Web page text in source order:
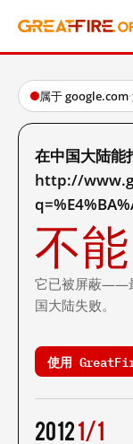
属于 google.com·
在中国大陆能
http://
不能
它已被屏蔽——
国大陆失败。
使用
20121/1